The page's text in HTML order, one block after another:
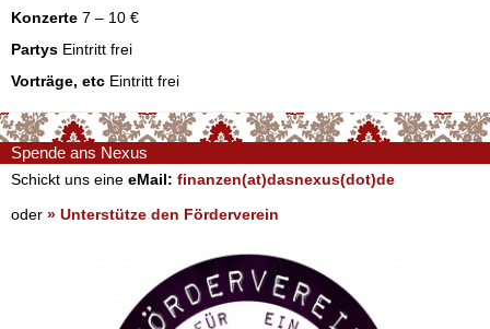
Konzerte 7 – 10 €
Partys Eintritt frei
Vorträge, etc Eintritt frei
Spende ans Nexus
Schickt uns eine eMail: finanzen(at)dasnexus(dot)de
oder » Unterstütze den Förderverein